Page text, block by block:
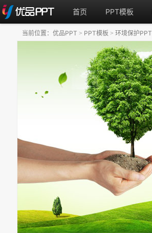
首页 PPT模板
当前位置： 优品PPT > PPT模板 > 环境保护PPT